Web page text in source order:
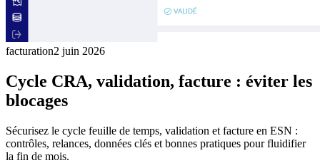
facturation2 juin 2026
Cycle CRA, validation, facture : éviter les
blocages
Sécurisez le cycle feuille de temps, validation et facture en ESN :
contrôles, relances, données clés et bonnes pratiques pour fluidifier
la fin de mois.